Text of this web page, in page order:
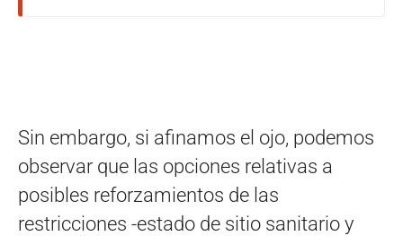
Sin embargo, si afinamos el ojo, podemos
observar que las opciones relativas a
posibles reforzamientos de las
restricciones -estado de sitio sanitario y